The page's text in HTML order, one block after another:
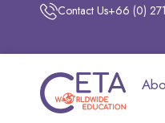
Contact Us+66 (0)